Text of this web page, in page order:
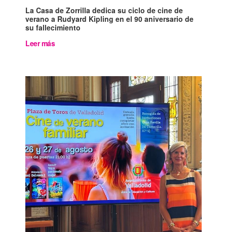
La Casa de Zorrilla dedica su ciclo de cine de
verano a Rudyard Kipling en el 90 aniversario de
su fallecimiento
Leer más